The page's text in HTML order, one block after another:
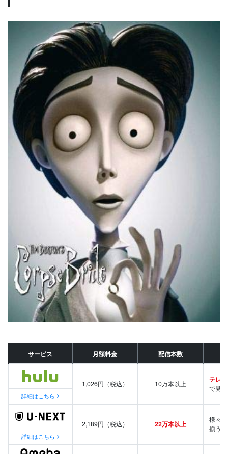
サービス 月額料金 配信本数
詳細はこちら
1,026円（税込） 10万本以上 テレビ
で見
詳細はこちら
2,189円（税込） 22万本以上
様々
揃う